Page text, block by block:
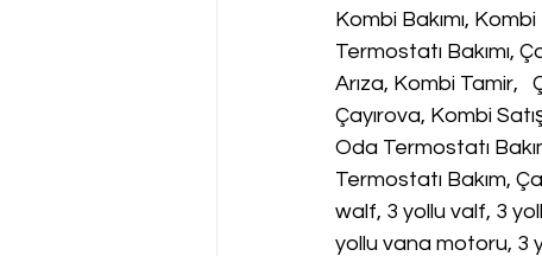
Kombi Bakımı,
Termostatı Bakımı,
Arıza, Kombi Tamir,
Çayırova, Kombi
Oda Termostatı
Termostatı Bakım,
walf, 3 yollu valf, 3
yollu vana motoru, 3